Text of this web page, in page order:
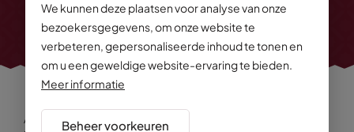
We kunnen deze plaatsen voor analyse van onze
bezoekersgegevens, om onze website te
verbeteren, gepersonaliseerde inhoud te tonen en
om u een geweldige website-ervaring te bieden.
Meer informatie
Beheer voorkeuren
Alle rechten voorbehouden